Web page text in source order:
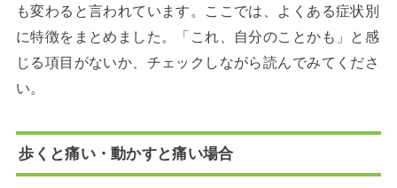
も変わると言われています。ここでは、よくある症状別
に特徴をまとめました。「これ、自分のことかも」と感
じる項目がないか、チェックしながら読んでみてくださ
い。
歩くと痛い・動かすと痛い場合